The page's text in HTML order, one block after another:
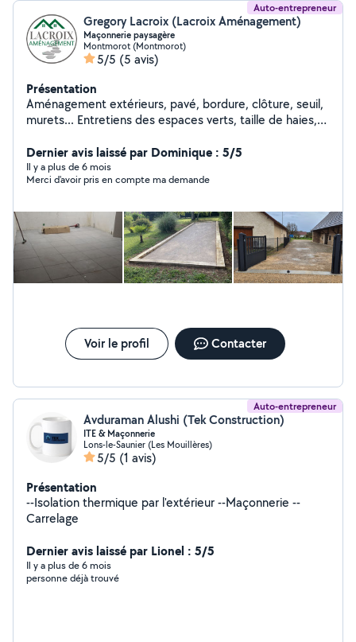
Auto-entrepreneur
Gregory Lacroix (Lacroix Aménagement)
Maçonnerie paysagère
Montmorot (Montmorot)
5/5 (5 avis)
Présentation
Aménagement extérieurs, pavé, bordure, clôture, seuil,
murets... Entretiens des espaces verts, taille de haies,
Dernier avis laissé par Dominique : 5/5
Il y a plus de 6 mois
Merci d'avoir pris en compte ma demande
Voir le profil Contacter
Auto-entrepreneur
Avduraman Alushi (Tek Construction)
ITE & Maçonnerie
Lons-le-Saunier (Les Mouillères)
5/5 (1 avis)
Présentation
--Isolation thermique par l'extérieur --Maçonnerie --
Carrelage
Dernier avis laissé par Lionel : 5/5
Il y a plus de 6 mois
personne déjà trouvé